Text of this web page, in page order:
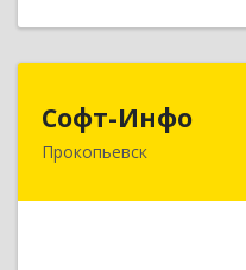
Софт-Инфо
Прокопьевск653039,